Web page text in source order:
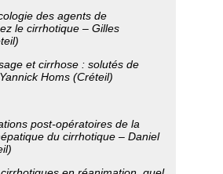
des agents de
le cirrhotique – Gilles
et cirrhose : solutés de
Yannick Homs (Créteil)
post-opératoires de la
du cirrhotique – Daniel